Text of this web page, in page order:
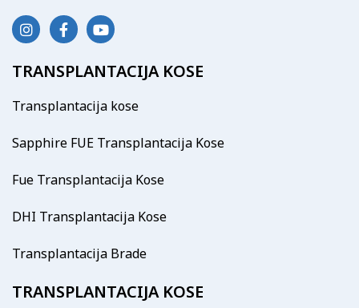
TRANSPLANTACIJA KOSE
Transplantacija kose
Sapphire FUE Transplantacija Kose
Fue Transplantacija Kose
DHI Transplantacija Kose
Transplantacija Brade
TRANSPLANTACIJA KOSE